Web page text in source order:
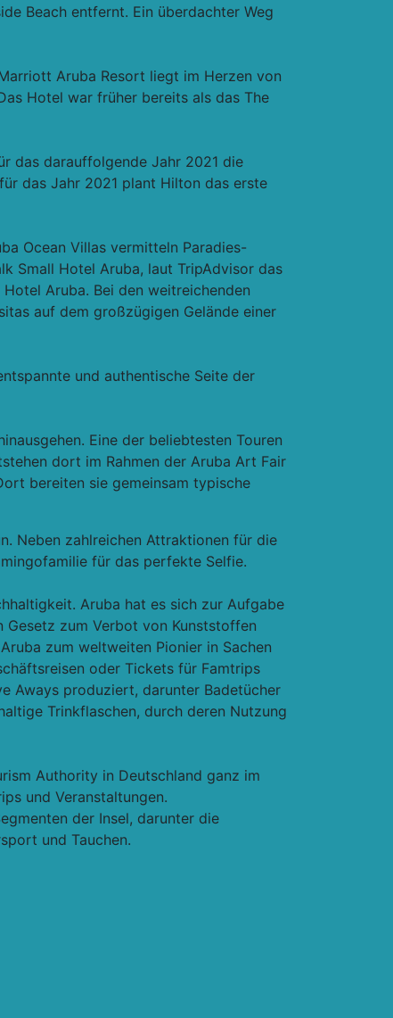
Beach entfernt. Ein überdachter Weg
Aruba Resort liegt im Herzen von
Hotel war früher bereits als das The
das darauffolgende Jahr 2021 die
das Jahr 2021 plant Hilton das erste
Ocean Villas vermitteln Paradies-
Small Hotel Aruba, laut TripAdvisor das
Aruba. Bei den weitreichenden
auf dem großzügigen Gelände einer
und authentische Seite der
Eine der beliebtesten Touren
dort im Rahmen der Aruba Art Fair
bereiten sie gemeinsam typische
Neben zahlreichen Attraktionen für die
für das perfekte Selfie.
Aruba hat es sich zur Aufgabe
Gesetz zum Verbot von Kunststoffen
zum weltweiten Pionier in Sachen
oder Tickets für Famtrips
Aways produziert, darunter Badetücher
Trinkflaschen, durch deren Nutzung
Authority in Deutschland ganz im
und Veranstaltungen.
der Insel, darunter die
und Tauchen.